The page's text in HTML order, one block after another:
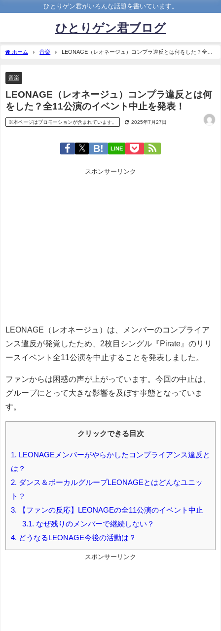
ひとりゲン君がいろんな話題を書いています。
ひとりゲン君ブログ
ホーム 音楽
LEONAGE（レオネージュ）コンプラ違反とは何をした？全11
音楽
LEONAGE（レオネージュ）コンプラ違反とは何
をした？全11公演のイベント中止を発表！
※本ページはプロモーションが含まれています。 2025年7月27日
LINE
スポンサーリンク
LEONAGE（レオネージュ）は、メンバーのコンプライア
ンス違反が発覚したため、2枚目シングル『Pirate』のリリ
ースイベント全11公演を中止することを発表しました。
ファンからは困惑の声が上がっています。今回の中止は、
グループにとって大きな影響を及ぼす事態となっていま
す。
クリックできる目次
1. LEONAGEメンバーがやらかしたコンプライアンス違反と
は？
2. ダンス＆ボーカルグループLEONAGEとはどんなユニッ
ト？
3. 【ファンの反応】LEONAGEの全11公演のイベント中止
3.1. なぜ残りのメンバーで継続しない？
4. どうなるLEONAGE今後の活動は？
スポンサーリンク